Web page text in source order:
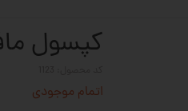
کپسول
اتمام موجودی